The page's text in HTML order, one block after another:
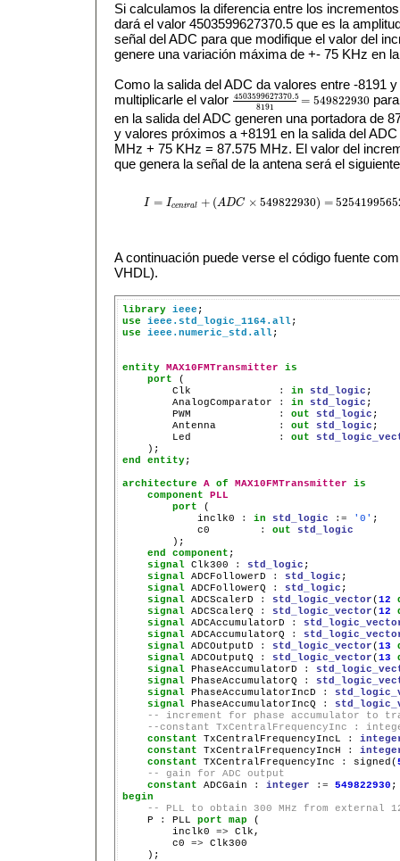
Si calculamos la diferencia entre los
dará el valor 4503599627370.5 que es la
señal del ADC para que modifique el valor del
genere una variación máxima de +- 75 KHz en
Como la salida del ADC da valores entre -8191
multiplicarle el valor 4503599627370.5
8191
= 549822930
4503599627370.58191=549822930para
en la salida del ADC generen una portadora de
y valores próximos a +8191 en la salida del
MHz + 75 KHz = 87.575 MHz. El valor del
que genera la señal de la antena será el
I = Icentral + (ADC × 549822930) =
=Icentral+( ADC×549822930 )=
A continuación puede verse el código fuente
VHDL).
library ieee
use
ieee.std_logic_1164.all
use
ieee.numeric_std.all;
entity MAX10FMTransmitter
is
port (
        Clk
: in std_logic ;
        AnalogComparator
: in std_logic ;
        PWM
: out std_logic ;
        Antenna
: out std_logic ;
        Led
: out
end
entity;
architecture A of MAX10FMTransmitter
is
component
PLL
port (
            inclk0
: in std_logic := '0' ;
            c0
: out
std_logic
        );
end
component ;
signal Clk300 : std_logic ;
signal ADCFollowerD : std_logic ;
signal ADCFollowerQ : std_logic ;
signal ADCScalerD : std_logic_vector(12
signal ADCScalerQ : std_logic_vector(12
signal ADCAccumulatorD :
signal ADCAccumulatorQ :
signal ADCOutputD : std_logic_vector(13
signal ADCOutputQ : std_logic_vector(13
signal PhaseAccumulatorD :
signal PhaseAccumulatorQ :
signal PhaseAccumulatorIncD :
signal PhaseAccumulatorIncQ :
-- increment for phase accumulator to
--constant TxCentralFrequencyInc :
constant TxCentralFrequencyIncL :
constant TxCentralFrequencyIncH :
constant TXCentralFrequencyInc : signed(
-- gain for ADC output
constant ADCGain : integer := 549822930
begin
-- PLL to obtain 300 MHz from external 12
    P
: PLL port map (
        inclk0
=> Clk,
        c0
=> Clk300
    );